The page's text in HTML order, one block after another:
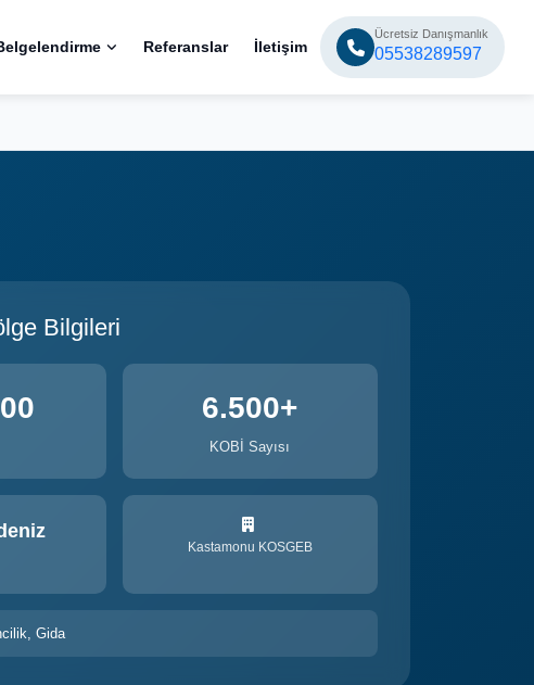
Referanslar İletişim
Ücretsiz Danışmanlık
05538289597
Bilgileri
6.500+
KOBİ Sayısı
Kastamonu KOSGEB
Gida